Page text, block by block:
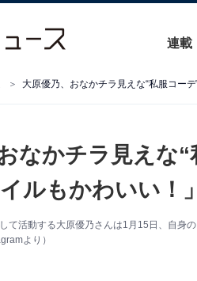
連載
なかチラ見えな
ルもかわいい！
て活動する大原優乃さんは1月15日、自身
より）